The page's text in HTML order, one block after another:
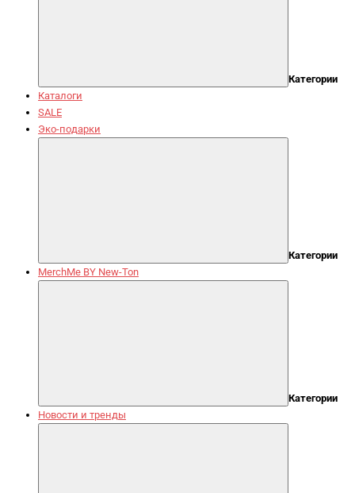
Категории
Каталоги
SALE
Эко-подарки
Категории
MerchMe BY New-Ton
Категории
Новости и тренды